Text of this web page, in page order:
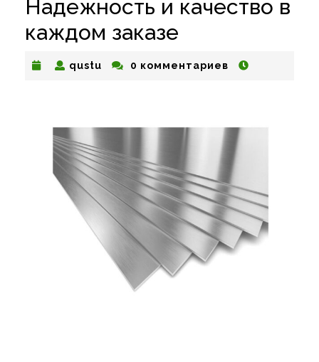
Надежность и качество в
каждом заказе
qustu qustu0 комментариев